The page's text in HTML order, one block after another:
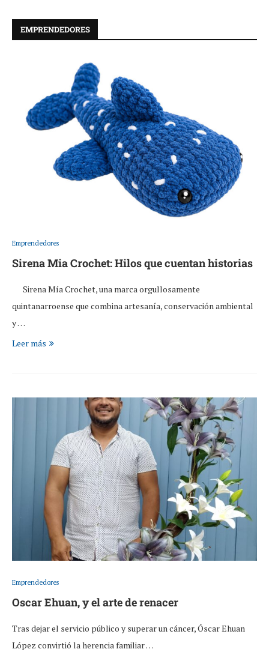
EMPRENDEDORES
Emprendedores
Sirena Mia Crochet: Hilos que cuentan historias
Sirena Mía Crochet, una marca orgullosamente
quintanarroense que combina artesanía, conservación ambiental
y …
Leer más
Emprendedores
Oscar Ehuan, y el arte de renacer
Tras dejar el servicio público y superar un cáncer, Óscar Ehuan
López convirtió la herencia familiar …